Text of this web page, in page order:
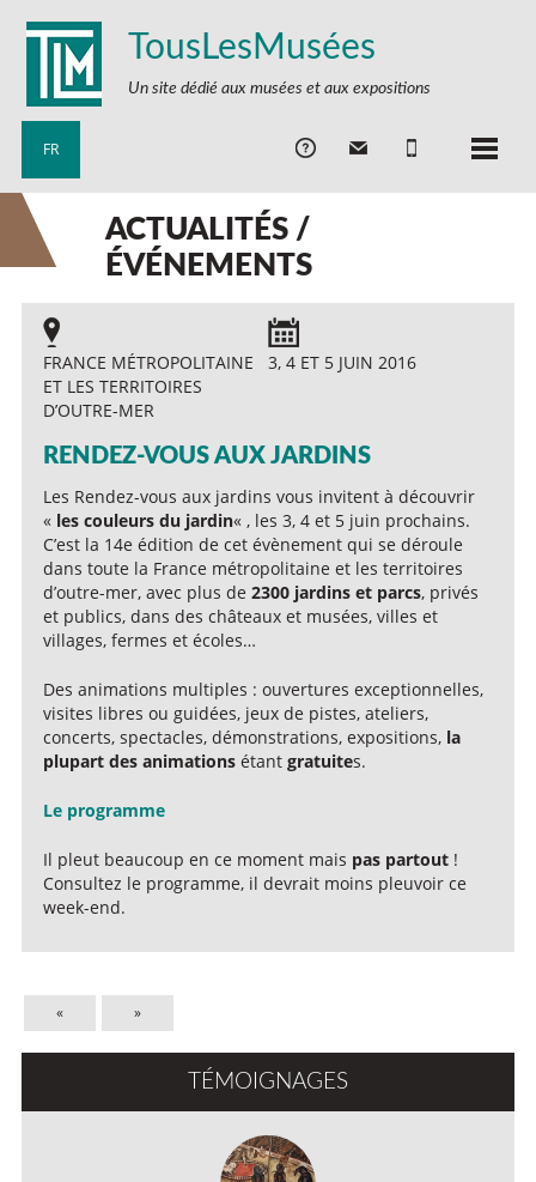
TousLesMusées
Un site dédié aux musées et aux expositions
FR
ACTUALITÉS /
ÉVÉNEMENTS
FRANCE MÉTROPOLITAINE
ET LES TERRITOIRES
D’OUTRE-MER
3, 4 ET 5 JUIN 2016
RENDEZ-VOUS AUX JARDINS
Les Rendez-vous aux jardins vous invitent à découvrir
« les couleurs du jardin« , les 3, 4 et 5 juin prochains.
C’est la 14e édition de cet évènement qui se déroule
dans toute la France métropolitaine et les territoires
d’outre-mer, avec plus de 2300 jardins et parcs, privés
et publics, dans des châteaux et musées, villes et
villages, fermes et écoles…
Des animations multiples : ouvertures exceptionnelles,
visites libres ou guidées, jeux de pistes, ateliers,
concerts, spectacles, démonstrations, expositions, la
plupart des animations étant gratuites.
Le programme
Il pleut beaucoup en ce moment mais pas partout !
Consultez le programme, il devrait moins pleuvoir ce
week-end.
« »
TÉMOIGNAGES